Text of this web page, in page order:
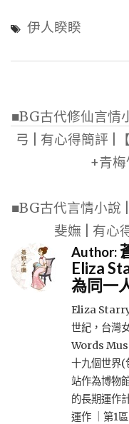
伊人睽睽
導
覽
■BG古代修仙言情
弓 | 有心得簡評 |
+青梅
■BG古代言情小說
斐嫵 | 有心
Author:
Eliza
為同一
Eliza Starry
世紀，台灣
Words
十九個世界(
站作為博物
的長期運作
運作 ｜第1